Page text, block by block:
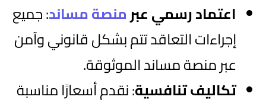
اعتماد رسمي عبرمنصة مساند: جميع
إجراءات التعاقد تتم بشكل قانوني وآمن
عبر منصة مساند الموثوقة.
تكاليف تنافسية: نقدم أسعارًا مناسبة